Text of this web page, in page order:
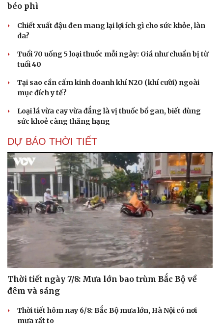
béo phì
Chiết xuất đậu đen mang lại lợi ích gì cho sức khỏe, làn
da?
Tuổi 70 uống 5 loại thuốc mỗi ngày: Giá như chuẩn bị từ
tuổi 40
Tại sao cần cấm kinh doanh khí N2O (khí cười) ngoài
mục đích y tế?
Loại lá vừa cay vừa đắng là vị thuốc bổ gan, biết dùng
sức khoẻ càng thăng hạng
DỰ BÁO THỜI TIẾT
Thời tiết ngày 7/8: Mưa lớn bao trùm Bắc Bộ về
đêm và sáng
Thời tiết hôm nay 6/8: Bắc Bộ mưa lớn, Hà Nội có nơi
mưa rất to